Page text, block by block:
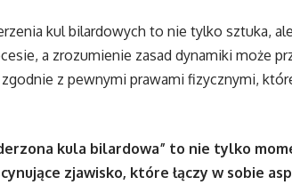
kul bilardowych to nie tylko sztuka,
a zrozumienie zasad dynamiki może
z pewnymi prawami fizycznymi,
kula bilardowa” to nie tylko
zjawisko, które łączy w sobie